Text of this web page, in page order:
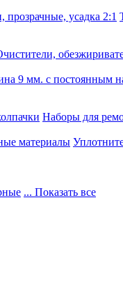
прозрачные, усадка 2:1
9 мм. с постоянным
Наборы для
материалы
... Показать все